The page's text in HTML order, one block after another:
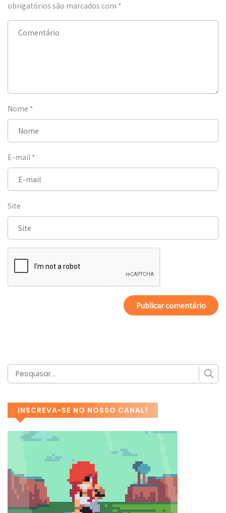
obrigatórios são marcados com *
Nome *
E-mail *
Site
INSCREVA-SE NO NOSSO CANAL!